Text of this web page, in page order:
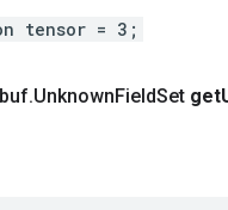
tensor = 3;
.UnknownFieldSet get